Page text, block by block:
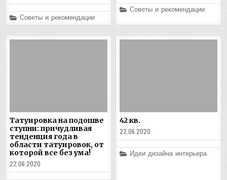
Posted
in
Советы и рекомендации
Posted
Советы и рекомендации
Татуировка на подошве
ступни: причудливая
тенденция года в
области татуировок, от
которой все без ума!
22.06.2020
42 кв.
22.06.2020
Posted
in
Идеи дизайна интерьера